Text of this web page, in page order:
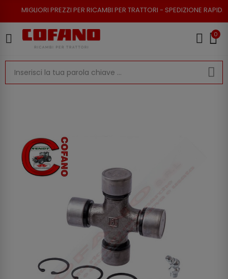
PREZZI PER RICAMBI PER TRATTORI - SPEDIZIONE RAPIDA - RESO
0